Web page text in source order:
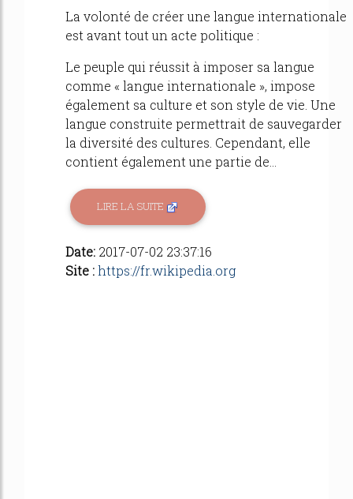
La volonté de créer une langue internationale
est avant tout un acte politique :
Le peuple qui réussit à imposer sa langue
comme « langue internationale », impose
également sa culture et son style de vie. Une
langue construite permettrait de sauvegarder
la diversité des cultures. Cependant, elle
contient également une partie de...
LIRE LA SUITE
Date: 2017-07-02 23:37:16
Site :https://fr.wikipedia.org